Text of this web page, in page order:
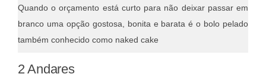
Quando o orçamento está curto para não deixar passar em
branco uma opção gostosa, bonita e barata é o bolo pelado
também conhecido como naked cake
2 Andares